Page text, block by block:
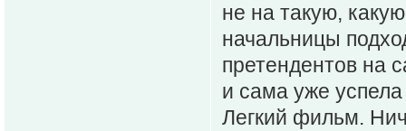
не на такую,
начальницы
претендентов на
и сама уже
Легкий фильм.